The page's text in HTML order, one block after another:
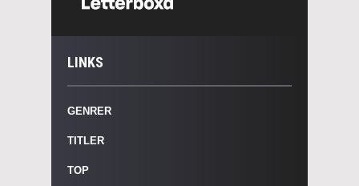
LINKS
GENRER
TITLER
TOP